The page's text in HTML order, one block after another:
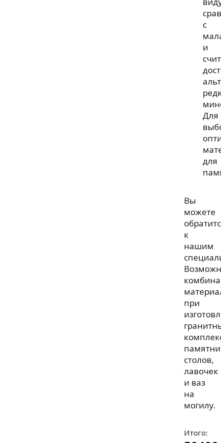
с
и
Для
для
Вы
можете
к
нашим
при
столов,
лавочек
и ваз
на
могилу.
Итого: